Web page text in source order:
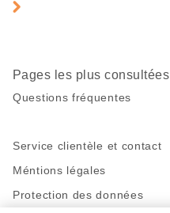
Pages les plus consultées
Questions fréquentes
Service clientèle et contact
Méntions légales
Protection des données